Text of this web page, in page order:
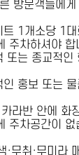
방문객들에
1개소당 1
주차하셔야 합
또는 종교적인
홍보 또는
라반 안에 화
주차공간이
·무취·무미라